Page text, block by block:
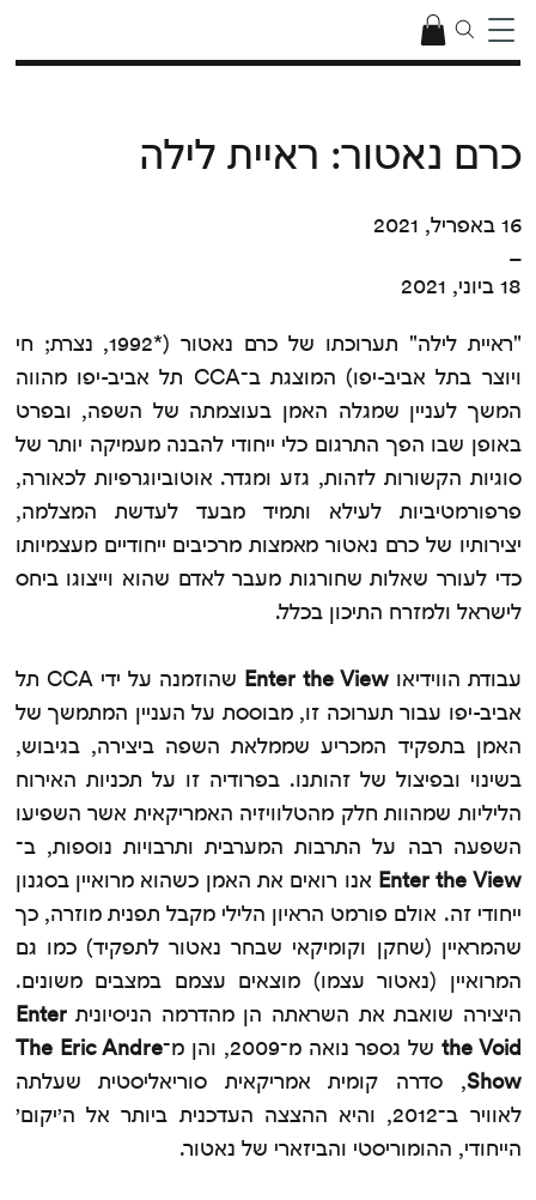
כרם נאטור: ראיית לילה
16 באפריל, 2021
–
18 ביוני, 2021
"ראיית לילה" תערוכתו של כרם נאטור (*1992, נצרת; חי
ויוצר בתל אביב-יפו) המוצגת ב־CCA תל אביב-יפו מהווה
המשך לעניין שמגלה האמן בעוצמתה של השפה, ובפרט
באופן שבו הפך התרגום כלי ייחודי להבנה מעמיקה יותר של
סוגיות הקשורות לזהות, גזע ומגדר. אוטוביוגרפיות לכאורה,
פרפורמטיביות לעילא ותמיד מבעד לעדשת המצלמה,
יצירותיו של כרם נאטור מאמצות מרכיבים ייחודיים מעצמיותו
כדי לעורר שאלות שחורגות מעבר לאדם שהוא וייצוגו ביחס
לישראל ולמזרח התיכון בכלל.
עבודת הווידיאוEnter the View
שהוזמנה על ידי CCA תל
אביב-יפו עבור תערוכה זו, מבוססת על העניין המתמשך של
האמן בתפקיד המכריע שממלאת השפה ביצירה, בגיבוש,
בשינוי ובפיצול של זהותנו. בפרודיה זו על תכניות האירוח
הליליות שמהוות חלק מהטלוויזיה האמריקאית אשר השפיעו
השפעה רבה על התרבות המערבית ותרבויות נוספות, ב־
Enter the View אנו רואים את האמן כשהוא מרואיין בסגנון
ייחודי זה. אולם פורמט הראיון הלילי מקבל תפנית מוזרה, כך
שהמראיין (שחקן וקומיקאי שבחר נאטור לתפקיד) כמו גם
המרואיין (נאטור עצמו) מוצאים עצמם במצבים משונים.
היצירה שואבת את השראתה הן מהדרמה הניסיוניתEnter
the Void של גספר נואה מ־2009, והן מ־
The Eric Andre
Show, סדרה קומית אמריקאית סוריאליסטית שעלתה
לאוויר ב־2012, והיא ההצצה העדכנית ביותר אל ה׳יקום׳
הייחודי, ההומוריסטי והביזארי של נאטור.